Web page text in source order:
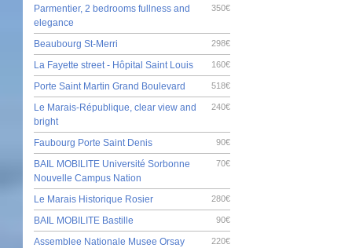
350€
Parmentier, 2 bedrooms fullness and
elegance
298€
Beaubourg St-Merri
160€
La Fayette street - Hôpital Saint Louis
518€
Porte Saint Martin Grand Boulevard
240€
Le Marais-République, clear view and
bright
90€
Faubourg Porte Saint Denis
70€
BAIL MOBILITE Université Sorbonne
Nouvelle Campus Nation
280€
Le Marais Historique Rosier
90€
BAIL MOBILITE Bastille
220€
Assemblee Nationale Musee Orsay